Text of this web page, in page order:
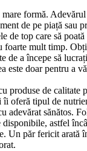
formă.
de pe piață sau
de top care să
foarte mult timp.
de a începe să
este doar pentru a
produse de calitate
îi oferă tipul de
adevărat sănătos.
disponibile, astfel
Un păr fericit arată